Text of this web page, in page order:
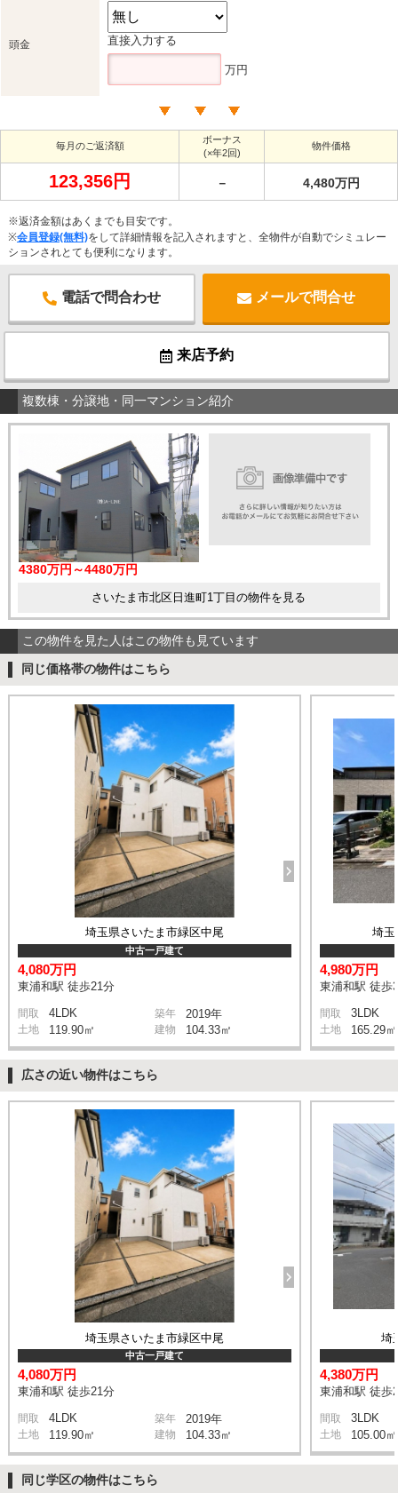
頭金 直接入力する
万円
毎月のご返済額
ボーナス
(×年2回)
物件価格
123,356円 － 4,480万円
※返済金額はあくまでも目安です。
※会員登録(無料)をして詳細情報を記入されますと、全物件が自動でシミュレー
ションされとても便利になります。
電話で問合わせ メールで問合せ
来店予約
複数棟・分譲地・同一マンション紹介
4380万円～4480万円
さいたま市北区日進町1丁目の物件を見る
この物件を見た人はこの物件も見ています
同じ価格帯の物件はこちら
埼玉県さいたま市緑区中尾
中古一戸建て
4,080万円
東浦和駅 徒歩21分
間取 4LDK 築年 2019年
土地 119.90㎡ 建物 104.33㎡
埼玉
4,980万円
東浦和駅 徒歩
間取 3LDK
土地 165.29㎡
広さの近い物件はこちら
埼玉県さいたま市緑区中尾
中古一戸建て
4,080万円
東浦和駅 徒歩21分
間取 4LDK 築年 2019年
土地 119.90㎡ 建物 104.33㎡
埼
4,380万円
東浦和駅 徒歩
間取 3LDK
土地 105.00㎡
同じ学区の物件はこちら